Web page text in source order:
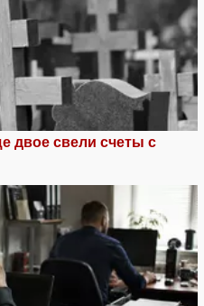
двое свели счеты с